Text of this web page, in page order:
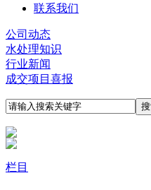
联系我们
公司动态
水处理知识
行业新闻
成交项目喜报
栏目